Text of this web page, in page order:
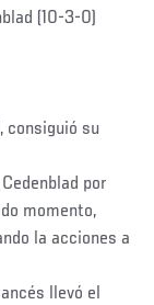
(10-3-0)
consiguió su
por
momento,
la acciones a
llevó el